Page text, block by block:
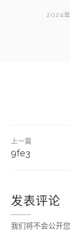
2024
文
章
航
上一篇
9fe3
发表评论
我们将不会公开